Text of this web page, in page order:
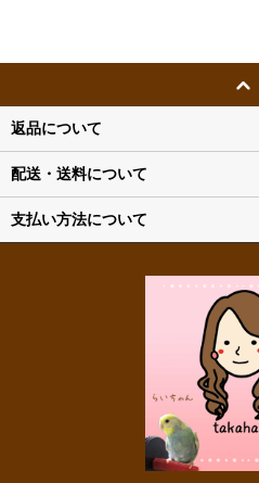
返品について
配送・送料について
支払い方法について